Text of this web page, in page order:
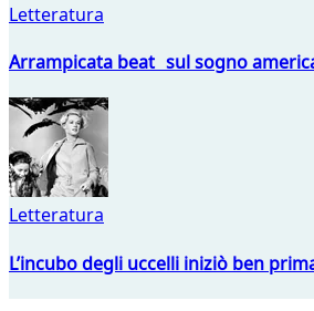
Letteratura
Arrampicata beat sul sogno
Letteratura
L’incubo degli uccelli iniziò ben